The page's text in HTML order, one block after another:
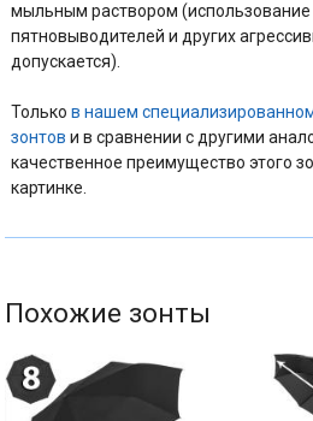
мыльным раствором (использование
пятновыводителей и других
допускается).
Тольков нашем
зонтов и в сравнении с другими
качественное преимущество этого
картинке.
Похожие зонты